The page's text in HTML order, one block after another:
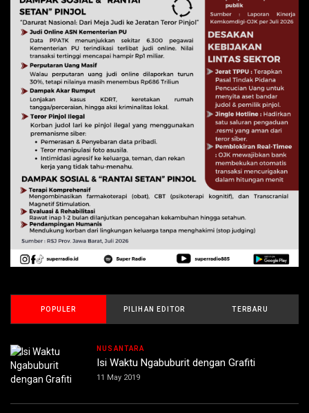
POPULER PILIHAN EDITOR TERBARU
NUSANTARA
Isi Waktu Ngabuburit dengan Grafiti
11 May 2019